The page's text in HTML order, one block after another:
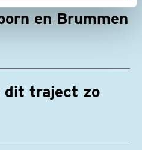
en Brummen
dit traject zo